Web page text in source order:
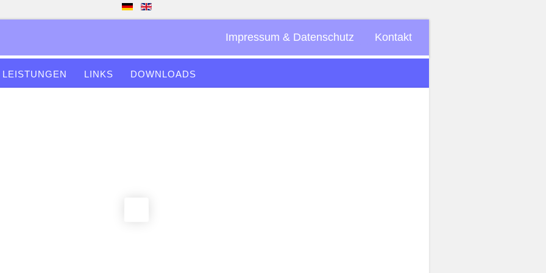
Impressum & Datenschutz Kontakt
LEISTUNGEN LINKS DOWNLOADS